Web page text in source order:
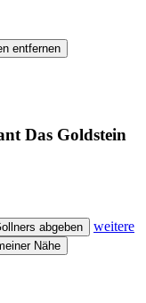
entfernen
Das Goldstein
abgeben
weitere
Nähe